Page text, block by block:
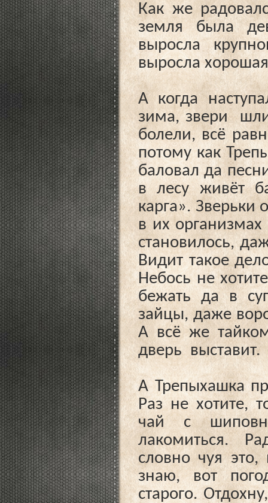
Как же
земля была
выросла
выросла
А когда
зима, звери шли
болели, всё
потому как
баловал да
в лесу живёт
карга». Зверьки
в их
становилось,
Видит такое
Небось не
бежать да в
зайцы, даже
А всё же
дверь выставит.
А Трепыхашка
Раз не хотите,
чай с
лакомиться.
словно чуя
знаю, вот
старого.